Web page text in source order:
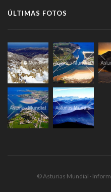
ÚLTIMAS FOTOS
© Asturias Mundial ·